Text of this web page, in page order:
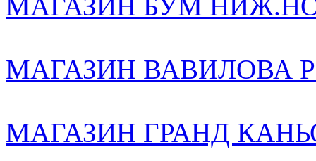
МАГАЗИН ВАВИЛОВА
МАГАЗИН ГРАНД